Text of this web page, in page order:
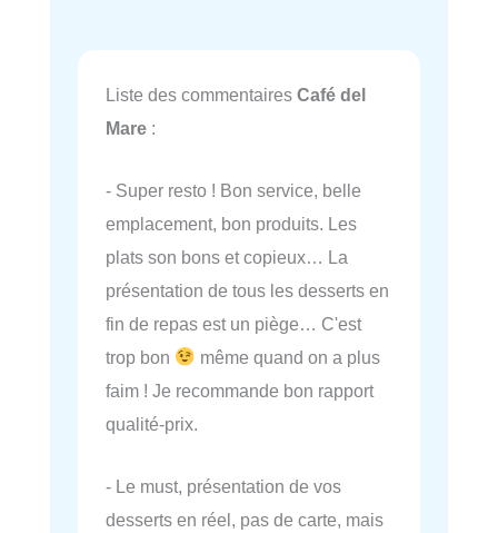
Liste des commentaires Café del
Mare :
- Super resto ! Bon service, belle
emplacement, bon produits. Les
plats son bons et copieux… La
présentation de tous les desserts en
fin de repas est un piège… C'est
trop bon
même quand on a plus
faim ! Je recommande bon rapport
qualité-prix.
- Le must, présentation de vos
desserts en réel, pas de carte, mais